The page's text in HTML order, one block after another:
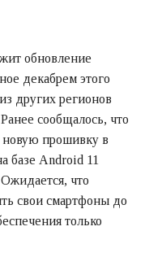
обновление
декабрем этого
других регионов
сообщалось, что
прошивку в
базе Android 11
что
свои смартфоны до
только